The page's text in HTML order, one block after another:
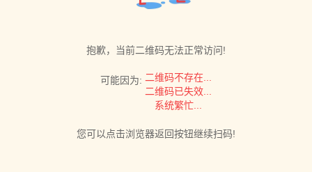
抱歉，当前二维码无法正常访问!
可能因为: 二维码不存在...
二维码已失效...
系统繁忙...
您可以点击浏览器返回按钮继续扫码!